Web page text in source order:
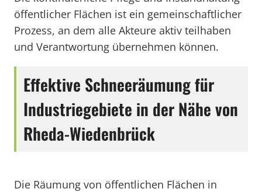
öffentlicher Flächen ist ein gemeinschaftlicher
Prozess, an dem alle Akteure aktiv teilhaben
und Verantwortung übernehmen können.
Effektive Schneeräumung für
Industriegebiete in der Nähe von
Rheda-Wiedenbrück
Die Räumung von öffentlichen Flächen in